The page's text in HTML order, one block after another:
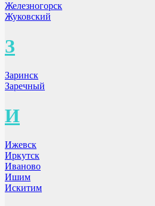
Железногорск
Жуковский
З
Заринск
Заречный
И
Ижевск
Иркутск
Иваново
Ишим
Искитим